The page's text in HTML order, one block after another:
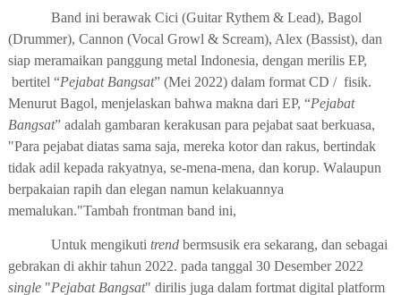
Band ini berawak Cici (Guitar Rythem & Lead), Bagol
(Drummer), Cannon (Vocal Growl & Scream), Alex (Bassist), dan
siap meramaikan panggung metal Indonesia, dengan merilis EP,
bertitel “Pejabat Bangsat” (Mei 2022) dalam format CD / fisik.
Menurut Bagol, menjelaskan bahwa makna dari EP, “Pejabat
Bangsat” adalah gambaran kerakusan para pejabat saat berkuasa,
"Para pejabat diatas sama saja, mereka kotor dan rakus, bertindak
tidak adil kepada rakyatnya, se-mena-mena, dan korup. Walaupun
berpakaian rapih dan elegan namun kelakuannya
memalukan."Tambah frontman band ini,
Untuk mengikuti trendbermsusik era sekarang, dan sebagai
gebrakan di akhir tahun 2022. pada tanggal 30 Desember 2022
single"Pejabat Bangsat" dirilis juga dalam fortmatdigital platform